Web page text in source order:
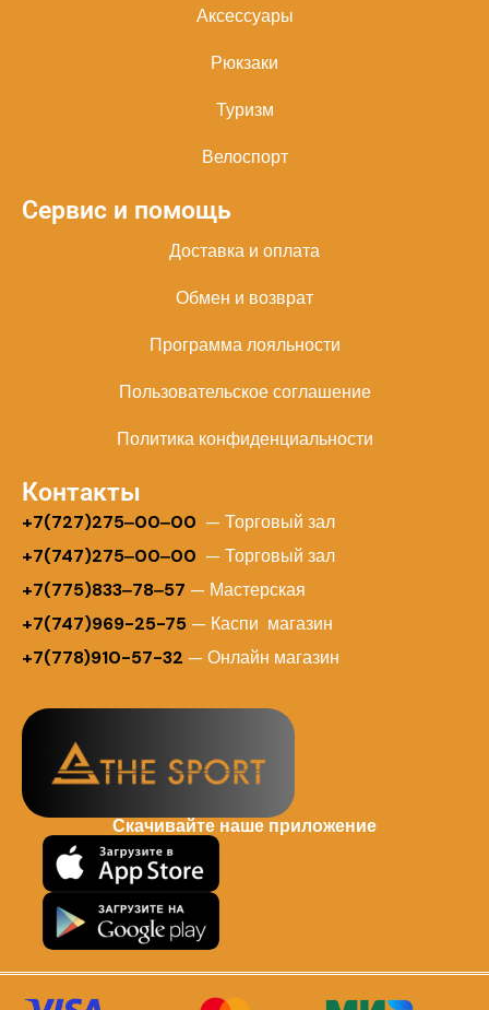
Аксессуары
Рюкзаки
Туризм
Велоспорт
Сервис и помощь
Доставка и оплата
Обмен и возврат
Программа лояльности
Пользовательское соглашение
Политика конфиденциальности
Контакты
+7(727)275‒00‒00 — Торговый зал
+7(747)275‒00‒00 — Торговый зал
+7(775)833‒78‒57 — Мастерская
+7(747)969-25-75 — Каспи магазин
+7(778)910-57-32 — Онлайн магазин
Скачивайте наше приложение